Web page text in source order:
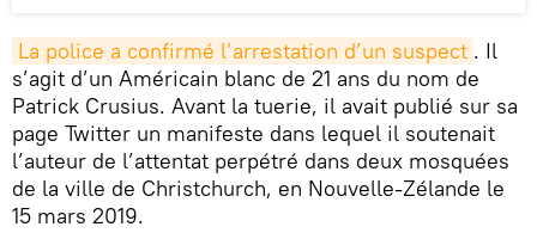
La police a confirmé l’arrestation d’un suspect . Il
s’agit d’un Américain blanc de 21 ans du nom de
Patrick Crusius. Avant la tuerie, il avait publié sur sa
page Twitter un manifeste dans lequel il soutenait
l’auteur de l’attentat perpétré dans deux mosquées
de la ville de Christchurch, en Nouvelle-Zélande le
15 mars 2019.